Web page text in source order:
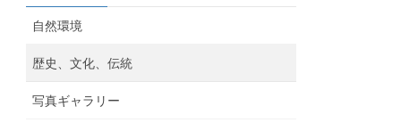
自然環境
歴史、文化、伝統
写真ギャラリー